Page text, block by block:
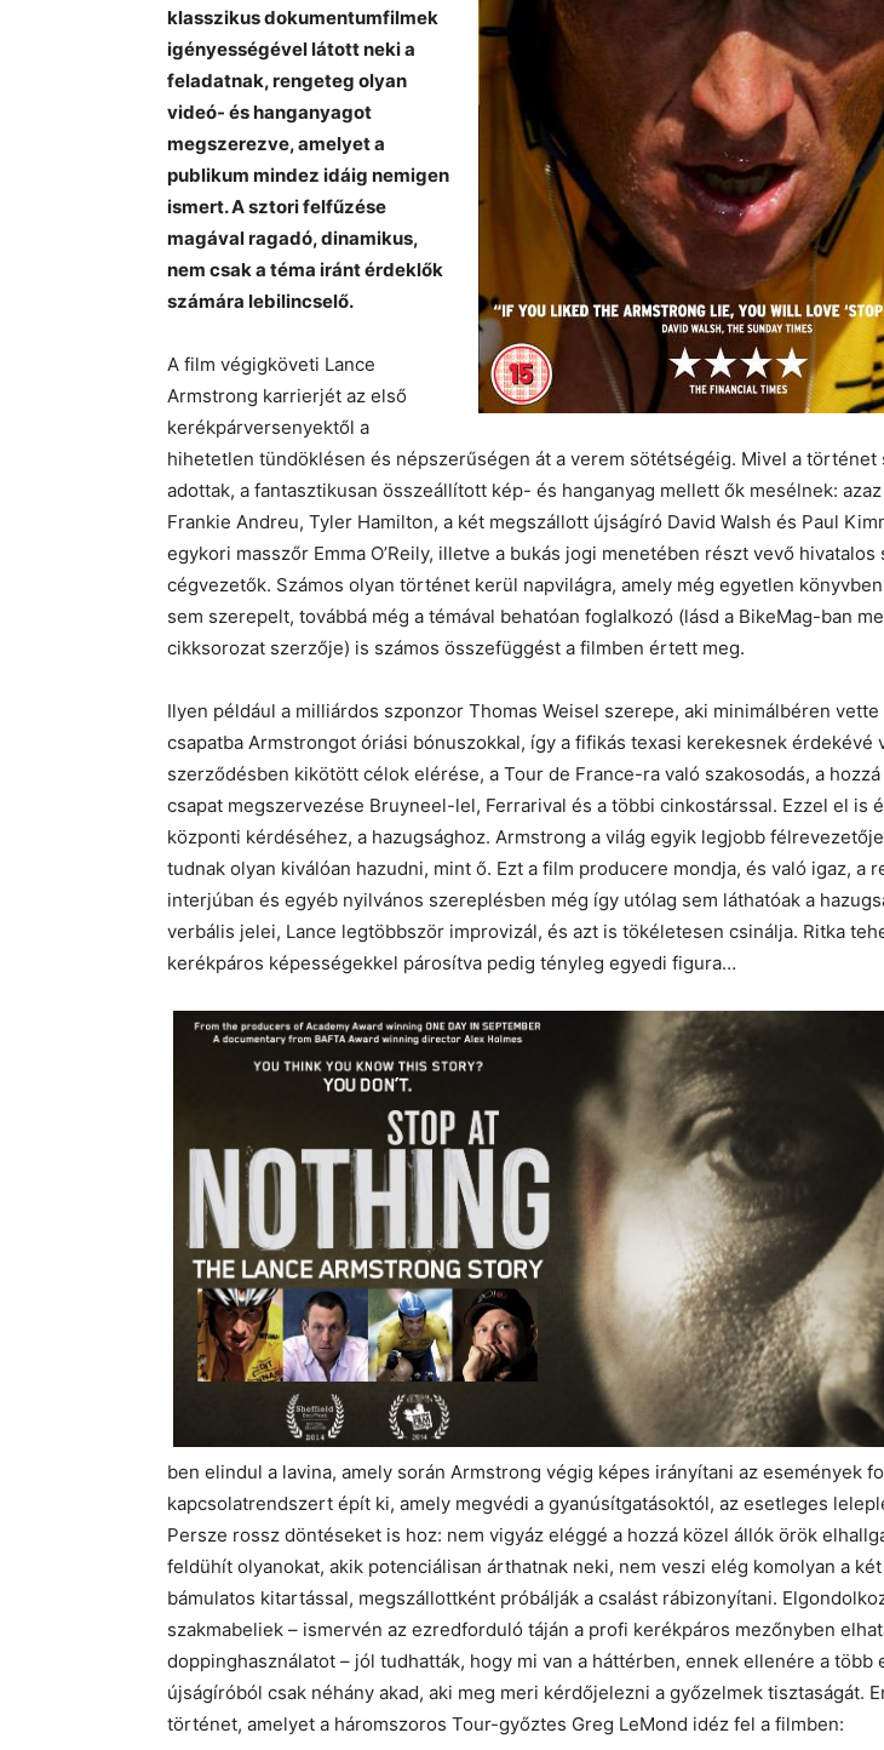
klasszikus dokumentumfilmek
igényességével látott neki a
feladatnak, rengeteg olyan
videó- és hanganyagot
megszerezve, amelyet a
publikum mindez idáig nemigen
ismert. A sztori felfűzése
magával ragadó, dinamikus,
nem csak a téma iránt érdeklők
számára lebilincselő.
A film végigköveti Lance
Armstrong karrierjét az első
kerékpárversenyektől a
hihetetlen tündöklésen és népszerűségen át a verem sötétségéig. Mivel a történet
adottak, a fantasztikusan összeállított kép- és hanganyag mellett ők mesélnek:
Frankie Andreu, Tyler Hamilton, a két megszállott újságíró David Walsh és Paul
egykori masszőr Emma O’Reily, illetve a bukás jogi menetében részt vevő hivatalos
cégvezetők. Számos olyan történet kerül napvilágra, amely még egyetlen
sem szerepelt, továbbá még a témával behatóan foglalkozó (lásd a BikeMag-ban
cikksorozat szerzője) is számos összefüggést a filmben értett meg.
Ilyen például a milliárdos szponzor Thomas Weisel szerepe, aki minimálbéren vette
csapatba Armstrongot óriási bónuszokkal, így a fifikás texasi kerekesnek érdekévé
szerződésben kikötött célok elérése, a Tour de France-ra való szakosodás, a
csapat megszervezése Bruyneel-lel, Ferrarival és a többi cinkostárssal. Ezzel el is
központi kérdéséhez, a hazugsághoz. Armstrong a világ egyik legjobb
tudnak olyan kiválóan hazudni, mint ő. Ezt a film producere mondja, és való igaz, a
interjúban és egyéb nyilvános szereplésben még így utólag sem láthatóak a
verbális jelei, Lance legtöbbször improvizál, és azt is tökéletesen csinálja. Ritka
kerékpáros képességekkel párosítva pedig tényleg egyedi figura…
ben elindul a lavina, amely során Armstrong végig képes irányítani az események
kapcsolatrendszert épít ki, amely megvédi a gyanúsítgatásoktól, az esetleges
Persze rossz döntéseket is hoz: nem vigyáz eléggé a hozzá közel állók örök
feldühít olyanokat, akik potenciálisan árthatnak neki, nem veszi elég komolyan a
bámulatos kitartással, megszállottként próbálják a csalást rábizonyítani.
szakmabeliek – ismervén az ezredforduló táján a profi kerékpáros mezőnyben
doppinghasználatot – jól tudhatták, hogy mi van a háttérben, ennek ellenére a több
újságíróból csak néhány akad, aki meg meri kérdőjelezni a győzelmek tisztaságát.
történet, amelyet a háromszoros Tour-győztes Greg LeMond idéz fel a filmben: